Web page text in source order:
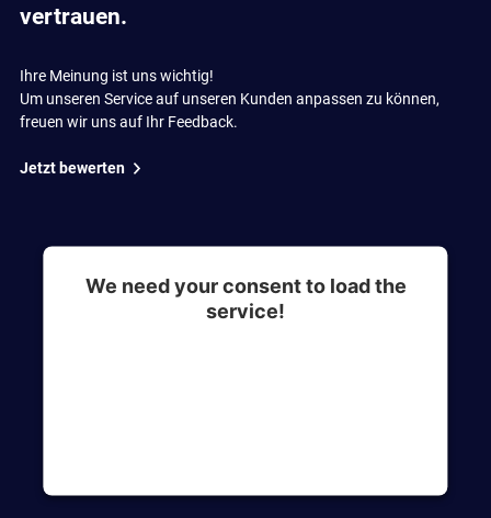
vertrauen.
Ihre Meinung ist uns wichtig!
Um unseren Service auf unseren Kunden anpassen zu können,
freuen wir uns auf Ihr Feedback.
Jetzt bewerten
We need your consent to load the
service!